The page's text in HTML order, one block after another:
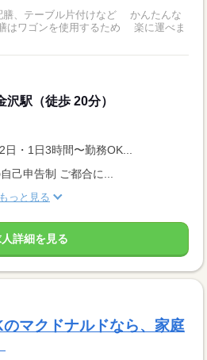
、テーブル片付けなど かんたんな
駅（徒歩 20分）
・1日3時間〜勤務OK...
己申告制 ご都合に...
もっと見る
詳細を見る
マクドナルドなら、家庭